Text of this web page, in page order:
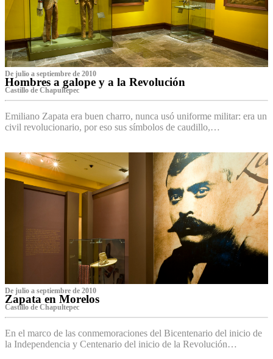
De julio a septiembre de 2010
Hombres a galope y a la Revolución
Castillo de Chapultepec
Emiliano Zapata era buen charro, nunca usó uniforme militar: era un
civil revolucionario, por eso sus símbolos de caudillo,…
De julio a septiembre de 2010
Zapata en Morelos
Castillo de Chapultepec
En el marco de las conmemoraciones del Bicentenario del inicio de
la Independencia y Centenario del inicio de la Revolución…